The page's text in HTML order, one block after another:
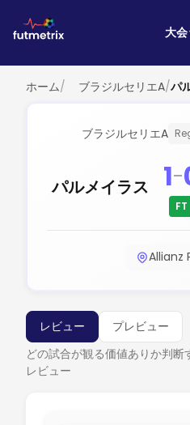
大会
ホーム/ ブラジルセリエA/パ
ブラジルセリエA
パルメイラス 1-
FT
Allianz
レビュー
プレビュー
どの試合が観る価値ありか判断
レビュー